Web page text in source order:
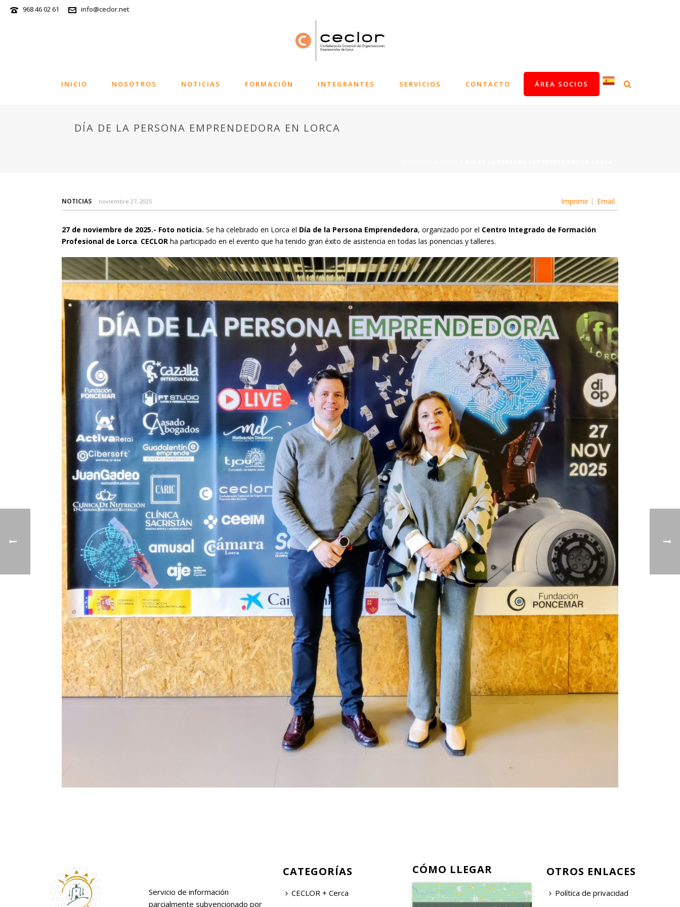
968 46 02 61 info@ceclor.net
INICIO NOSOTROS NOTICIAS FORMACIÓN INTEGRANTES SERVICIOS CONTACTO ÁREA SOCIOS
DÍA DE LA PERSONA EMPRENDEDORA EN LORCA
Imprimir Email
NOTICIAS noviembre 27, 2025
27 de noviembre de 2025.- Foto noticia. Se ha celebrado en Lorca el Día de la Persona Emprendedora, organizado por el Centro Integrado de Formación
Profesional de Lorca. CECLOR ha participado en el evento que ha tenido gran éxito de asistencia en todas las ponencias y talleres.
Servicio de información
parcialmente subvencionado por
CATEGORÍAS
CECLOR + Cerca
CÓMO LLEGAR OTROS ENLACES
Política de privacidad